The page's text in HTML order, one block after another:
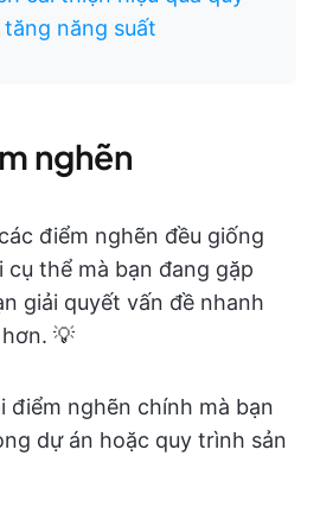
năng suất
nghẽn
điểm nghẽn đều giống
cụ thể mà bạn đang gặp
giải quyết vấn đề nhanh
💡
điểm nghẽn chính mà bạn
dự án hoặc quy trình sản